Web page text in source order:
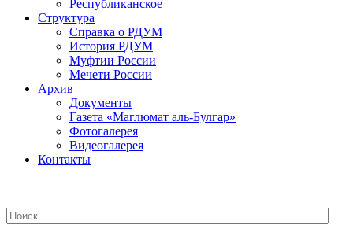
Республиканское
Структура
Справка о РДУМ
История РДУМ
Муфтии России
Мечети России
Архив
Документы
Газета «Маглюмат аль-Булгар»
Фотогалерея
Видеогалерея
Контакты